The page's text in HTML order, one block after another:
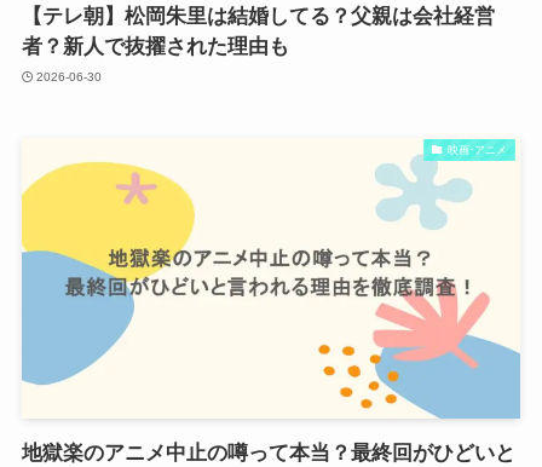
【テレ朝】松岡朱里は結婚してる？父親は会社経営
者？新人で抜擢された理由も
2026-06-30
映画･アニメ
地獄楽のアニメ中止の噂って本当？最終回がひどいと